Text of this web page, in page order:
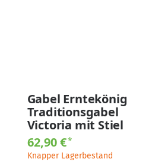
Gabel Erntekönig
Traditionsgabel
Victoria mit Stiel
62,90 €*
Knapper Lagerbestand